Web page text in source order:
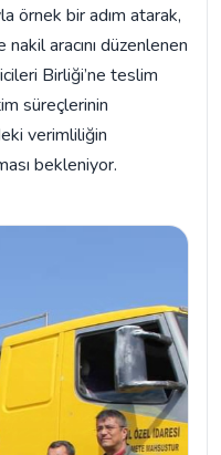
örnek bir adım atarak,
aracını düzenlenen
Birliği’ne teslim
süreçlerinin
verimliliğin
bekleniyor.